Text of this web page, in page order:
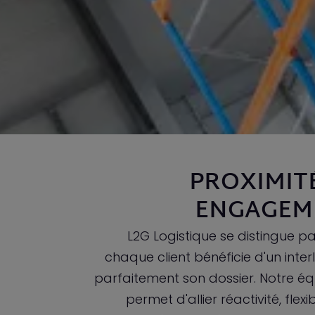
L2G Logistique se distingue
chaque client bénéficie d'un
parfaitement son dossier. Notre
permet d'allier réactivité,